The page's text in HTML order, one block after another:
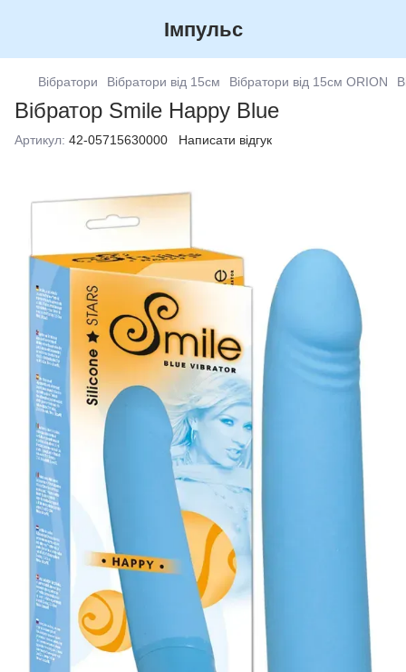
Імпульс
Вібратори Вібратори від 15см Вібратори від 15см ORION
Вібратор Smile Happy Blue
Артикул: 42-05715630000 Написати відгук